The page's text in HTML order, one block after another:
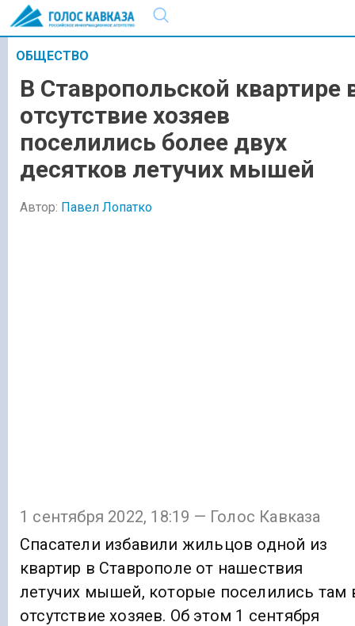
ОБЩЕСТВО
В Ставропольской квартире
отсутствие хозяев
поселились более двух
десятков летучих мышей
Автор: Павел Лопатко
1 сентября 2022, 18:19 — Голос Кавказа
Спасатели избавили жильцов одной из
квартир в Ставрополе от нашествия
летучих мышей, которые поселились там
отсутствие хозяев. Об этом 1 сентября